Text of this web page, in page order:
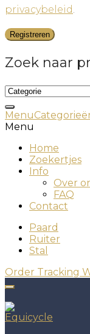
privacybeleid
Registreren
Zoek naar
Menu
Menu
Home
Zoekertjes
Info
Over
FAQ
Contact
Paard
Ruiter
Stal
Order Tracking